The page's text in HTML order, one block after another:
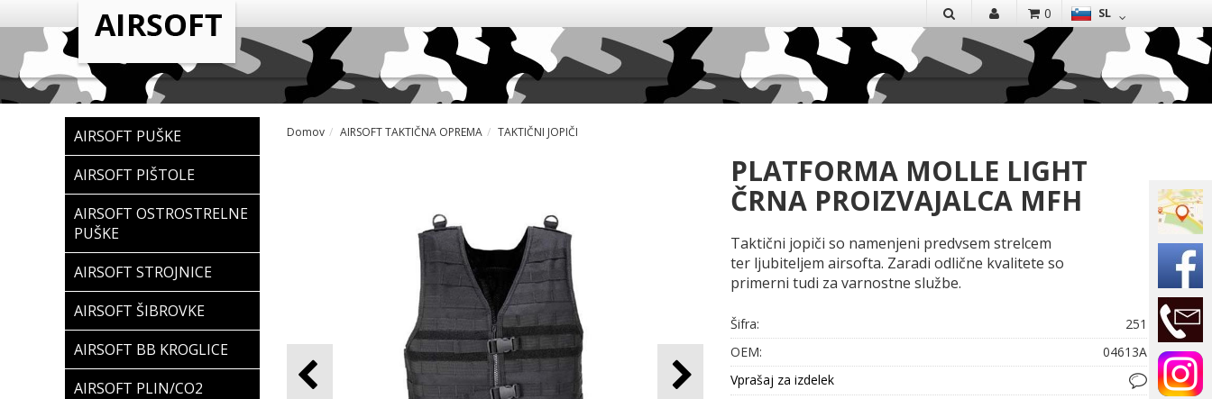
IŠČI
SL
0
AIRSOFT PUŠKE
AIRSOFT PIŠTOLE
AIRSOFT OSTROSTRELNE
PUŠKE
AIRSOFT STROJNICE
AIRSOFT ŠIBROVKE
AIRSOFT BB KROGLICE
AIRSOFT PLIN/CO2
Domov AIRSOFT TAKTIČNA OPREMA TAKTIČNI JOPIČI
PLATFORMA MOLLE LIGHT
ČRNA PROIZVAJALCA MFH
Taktični jopiči so namenjeni predvsem strelcem
ter ljubiteljem airsofta. Zaradi odlične kvalitete so
primerni tudi za varnostne službe.
Šifra:
251
OEM:
04613A
Vprašaj za izdelek